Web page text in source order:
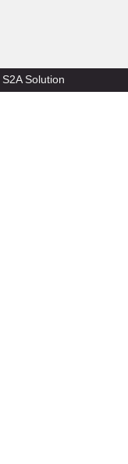
S2A Solution